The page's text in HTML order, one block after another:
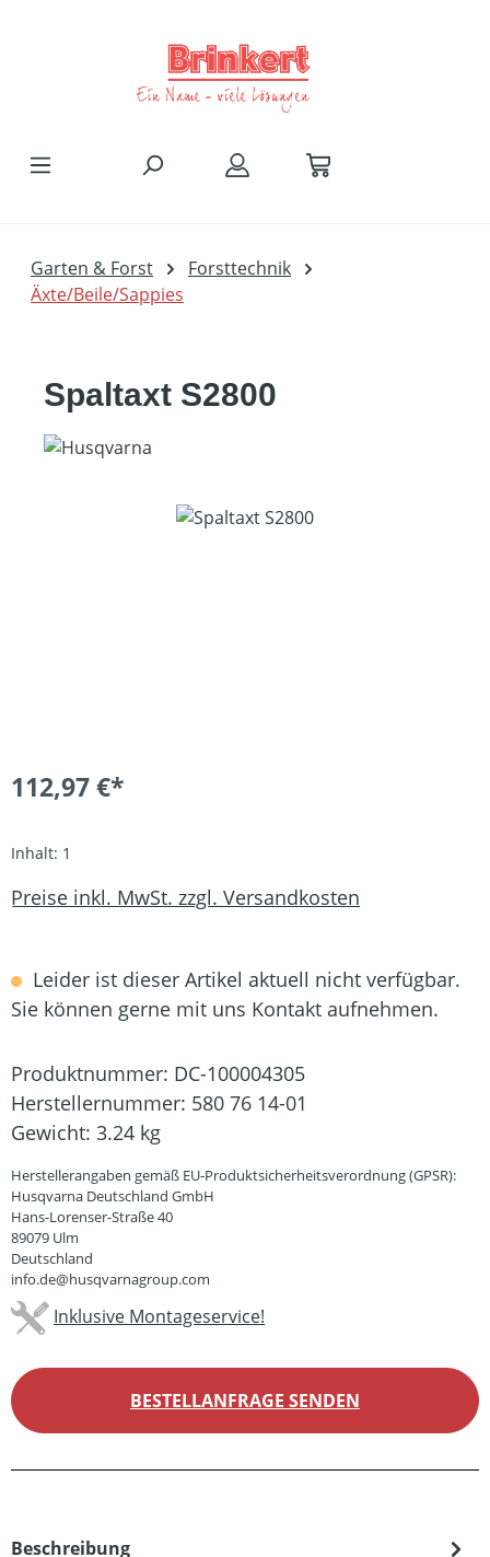
Garten & Forst
Forsttechnik
Äxte/Beile/Sappies
Spaltaxt S2800
Bildergalerie überspringen
112,97 €*
Inhalt: 1
Preise inkl. MwSt. zzgl. Versandkosten
Leider ist dieser Artikel aktuell nicht verfügbar.
Sie können gerne mit uns Kontakt aufnehmen.
Produktnummer: DC-100004305
Herstellernummer: 580 76 14-01
Gewicht: 3.24 kg
Herstellerangaben gemäß EU-Produktsicherheitsverordnung (GPSR):
Husqvarna Deutschland GmbH
Hans-Lorenser-Straße 40
89079 Ulm
Deutschland
info.de@husqvarnagroup.com
Inklusive Montageservice!
BESTELLANFRAGE SENDEN
Beschreibung